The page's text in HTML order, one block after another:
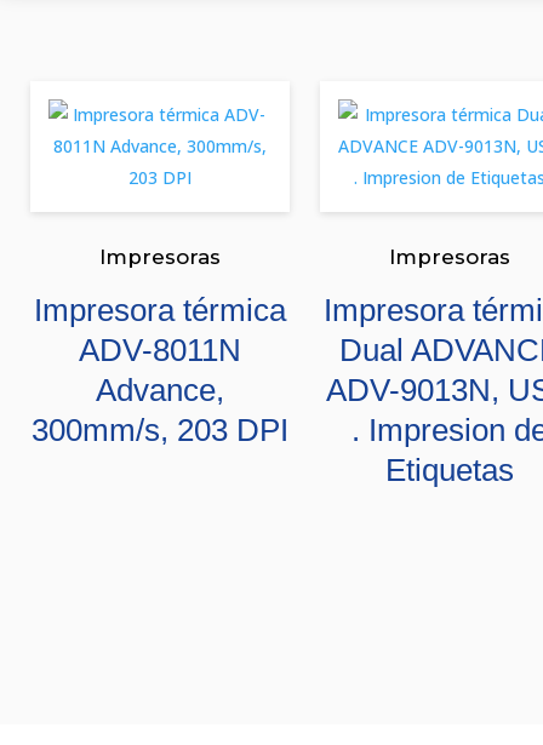
Impresoras
Impresora térmica
ADV-8011N
Advance,
300mm/s, 203 DPI
Impresoras
Impresora
Dual
ADV-9013N,
. Impresion
Etiquetas